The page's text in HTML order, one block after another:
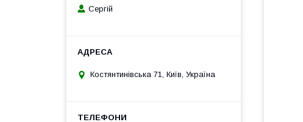
Сергій
Костянтинівська 71, Київ, Україна